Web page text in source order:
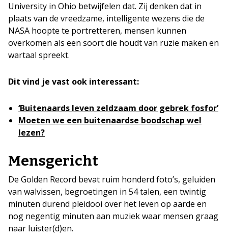
University in Ohio betwijfelen dat. Zij denken dat in
plaats van de vreedzame, intelligente wezens die de
NASA hoopte te portretteren, mensen kunnen
overkomen als een soort die houdt van ruzie maken en
wartaal spreekt.
Dit vind je vast ook interessant:
‘Buitenaards leven zeldzaam door gebrek fosfor’
Moeten we een buitenaardse boodschap wel
lezen?
Mensgericht
De Golden Record bevat ruim honderd foto’s, geluiden
van walvissen, begroetingen in 54 talen, een twintig
minuten durend pleidooi over het leven op aarde en
nog negentig minuten aan muziek waar mensen graag
naar luister(d)en.